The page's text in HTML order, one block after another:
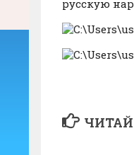
русскую